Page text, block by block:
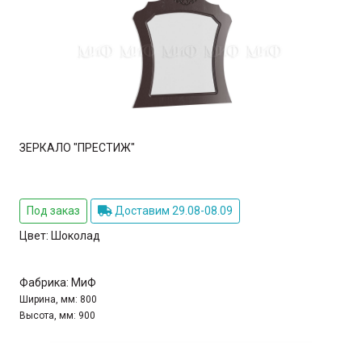
ЗЕРКАЛО "ПРЕСТИЖ"
Под заказ
Доставим 29.08-08.09
Цвет: Шоколад
Фабрика: МиФ
Ширина, мм: 800
Высота, мм: 900